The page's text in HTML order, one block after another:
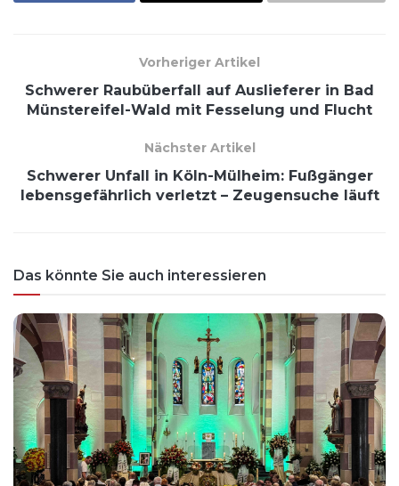
Vorheriger Artikel
Schwerer Raubüberfall auf Auslieferer in Bad
Münstereifel-Wald mit Fesselung und Flucht
Nächster Artikel
Schwerer Unfall in Köln-Mülheim: Fußgänger
lebensgefährlich verletzt – Zeugensuche läuft
Das könnte Sie auch interessieren